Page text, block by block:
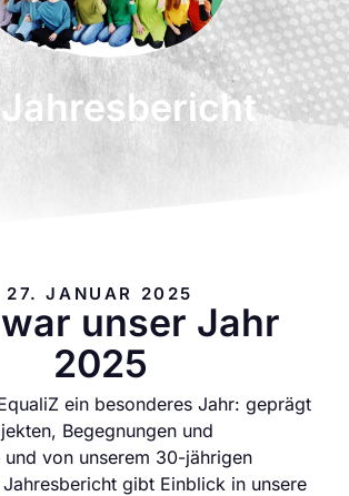
Jahresbericht
27. JANUAR 2025
unser Jahr
2025
ein besonderes Jahr: geprägt
Begegnungen und
und von unserem 30-jährigen
Jahresbericht gibt Einblick in unsere